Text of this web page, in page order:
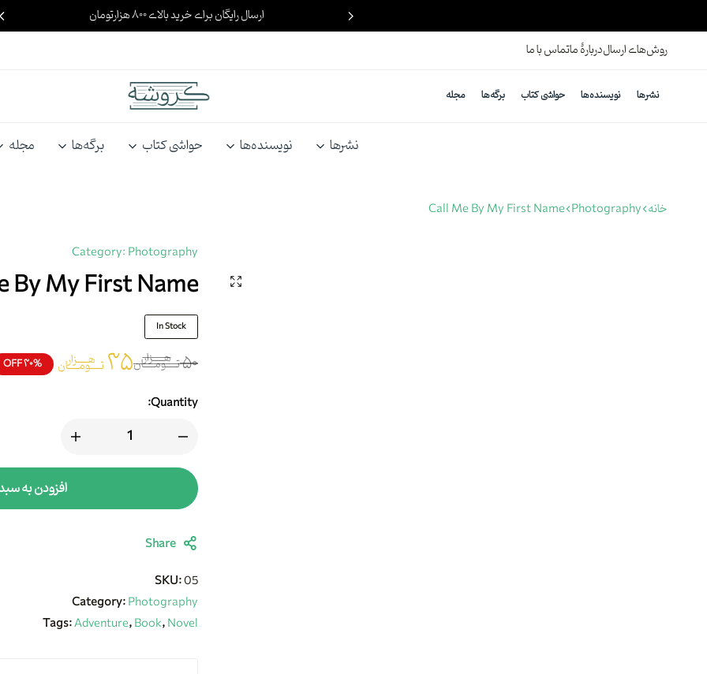
ارسال رایگان برای خرید بالای ۸۰۰ هزارتومان
روش‌های ارسالدربارهٔ ماتماس با ما
نشرها نویسنده‌ها حواشی کتاب برگه‌ها مجله
کتاب
نشرها نویسنده‌ها حواشی کتاب برگه‌ها مجله
خانه Photography
Call Me By My First Name
Category: Photography
By My First Name
In Stock
۵۰ هزار
تومان۳۵ هزار
تومان ۳۰% OFF
Quantity:
افزودن به
Share
SKU:05
Category:Photography
Tags:Adventure,Book,Novel